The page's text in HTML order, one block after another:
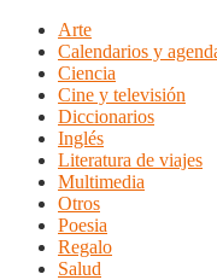
Arte
Calendarios y
Ciencia
Cine y televisión
Diccionarios
Inglés
Literatura de viajes
Multimedia
Otros
Poesia
Regalo
Salud